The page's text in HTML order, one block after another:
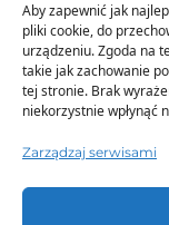
Aby zapewnić jak
pliki cookie, do
urządzeniu. Zgoda na
takie jak zachowanie
tej stronie. Brak
niekorzystnie wpłynąć
Zarządzaj serwisami
Zestawienie
Podczas
stylizacjami i
nowe, świeże
ubrań.
Tworzenie listy